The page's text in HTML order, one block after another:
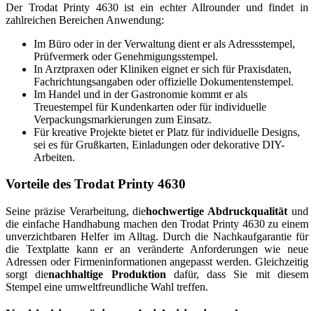
Der Trodat Printy 4630 ist ein echter Allrounder und findet in
zahlreichen Bereichen Anwendung:
Im Büro oder in der Verwaltung dient er als Adressstempel,
Prüfvermerk oder Genehmigungsstempel.
In Arztpraxen oder Kliniken eignet er sich für Praxisdaten,
Fachrichtungsangaben oder offizielle Dokumentenstempel.
Im Handel und in der Gastronomie kommt er als
Treuestempel für Kundenkarten oder für individuelle
Verpackungsmarkierungen zum Einsatz.
Für kreative Projekte bietet er Platz für individuelle Designs,
sei es für Grußkarten, Einladungen oder dekorative DIY-
Arbeiten.
Vorteile des Trodat Printy 4630
Seine präzise Verarbeitung, diehochwertige Abdruckqualität und
die einfache Handhabung machen den Trodat Printy 4630 zu einem
unverzichtbaren Helfer im Alltag. Durch die Nachkaufgarantie für
die Textplatte kann er an veränderte Anforderungen wie neue
Adressen oder Firmeninformationen angepasst werden. Gleichzeitig
sorgt dienachhaltige Produktion dafür, dass Sie mit diesem
Stempel eine umweltfreundliche Wahl treffen.